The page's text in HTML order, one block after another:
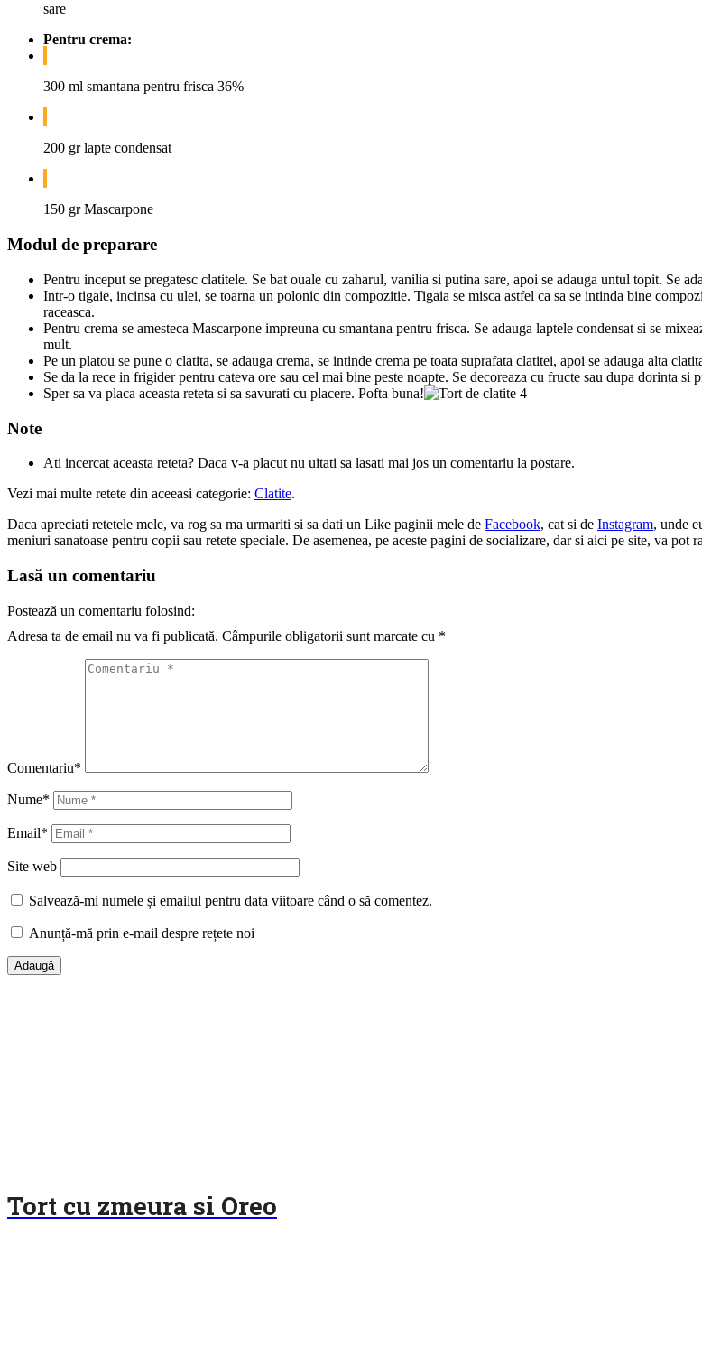
sare
Pentru crema:
300 ml smantana pentru frisca 36%
200 gr lapte condensat
150 gr Mascarpone
Modul de preparare
Pentru inceput se pregatesc clatitele. Se bat ouale cu zaharul, vanilia si putina sare, apoi se adauga untul topit. Se
Intr-o tigaie, incinsa cu ulei, se toarna un polonic din compozitie. Tigaia se misca astfel ca sa se intinda bine
raceasca.
Pentru crema se amesteca Mascarpone impreuna cu smantana pentru frisca. Se adauga laptele condensat si se
mult.
Pe un platou se pune o clatita, se adauga crema, se intinde crema pe toata suprafata clatitei, apoi se adauga alta
Se da la rece in frigider pentru cateva ore sau cel mai bine peste noapte. Se decoreaza cu fructe sau dupa dorinta si
Sper sa va placa aceasta reteta si sa savurati cu placere. Pofta buna!
Note
Ati incercat aceasta reteta? Daca v-a placut nu uitati sa lasati mai jos un comentariu la postare.
Vezi mai multe retete din aceeasi categorie: Clatite.
Daca apreciati retetele mele, va rog sa ma urmariti si sa dati un Like paginii mele de Facebook, cat si de Instagram, unde
meniuri sanatoase pentru copii sau retete speciale. De asemenea, pe aceste pagini de socializare, dar si aici pe site, va
Lasă un comentariu
Postează un comentariu folosind:
Adresa ta de email nu va fi publicată. Câmpurile obligatorii sunt marcate cu *
Comentariu*
Nume*
Email*
Site web
Salvează-mi numele și emailul pentru data viitoare când o să comentez.
Anunță-mă prin e-mail despre rețete noi
Tort cu zmeura si Oreo